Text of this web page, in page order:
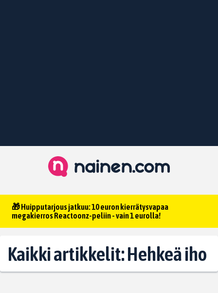
🎁 Huipputarjous jatkuu: 10 euron kierrätysvapaa
megakierros Reactoonz-peliin - vain 1 eurolla!
Kaikki artikkelit: Hehkeä iho